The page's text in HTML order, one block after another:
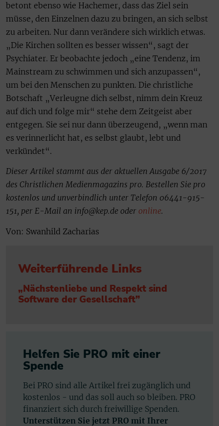
betont ebenso wie Hachemer, dass das Ziel sein
müsse, den Einzelnen dazu zu bringen, an sich selbst
zu arbeiten. Nur dann verändere sich wirklich etwas.
„Die Kirchen sollten es besser wissen“, sagt der
Psychiater. Er beobachte jedoch „eine Tendenz, im
Mainstream zu schwimmen und sich anzupassen“,
um bei den Menschen zu punkten. Die christliche
Botschaft „Verleugne dich selbst, nimm dein Kreuz
auf dich und folge mir“ stehe dem Zeitgeist aber
entgegen. Sie sei nur dann überzeugend, „wenn man
es verinnerlicht hat, es selbst glaubt, lebt und
verkündet“.
Dieser Artikel stammt aus der aktuellen Ausgabe 6/2017
des Christlichen Medienmagazins pro. Bestellen Sie pro
kostenlos und unverbindlich unter Telefon 06441-915-
151, per E-Mail an info@kep.de oder online.
Von: Swanhild Zacharias
Weiterführende Links
„Nächstenliebe und Respekt sind
Software der Gesellschaft”
Helfen Sie PRO mit einer
Spende
Bei PRO sind alle Artikel frei zugänglich und
kostenlos - und das soll auch so bleiben. PRO
finanziert sich durch freiwillige Spenden.
Unterstützen Sie jetzt PRO mit Ihrer